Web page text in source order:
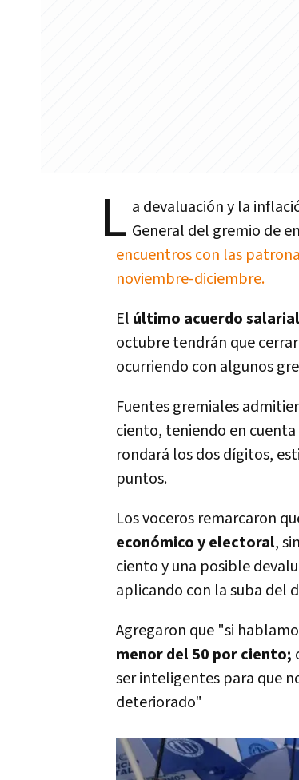
L a devaluación y la
General del gremio de
encuentros con las
noviembre-diciembre.
El último acuerdo
octubre tendrán que
ocurriendo con algunos
Fuentes gremiales
ciento, teniendo en
rondará los dos dígitos,
puntos.
Los voceros remarcaron
económico y electoral,
ciento y una posible
aplicando con la suba del
Agregaron que "si
menor del 50 por ciento;
ser inteligentes para que
deteriorado"